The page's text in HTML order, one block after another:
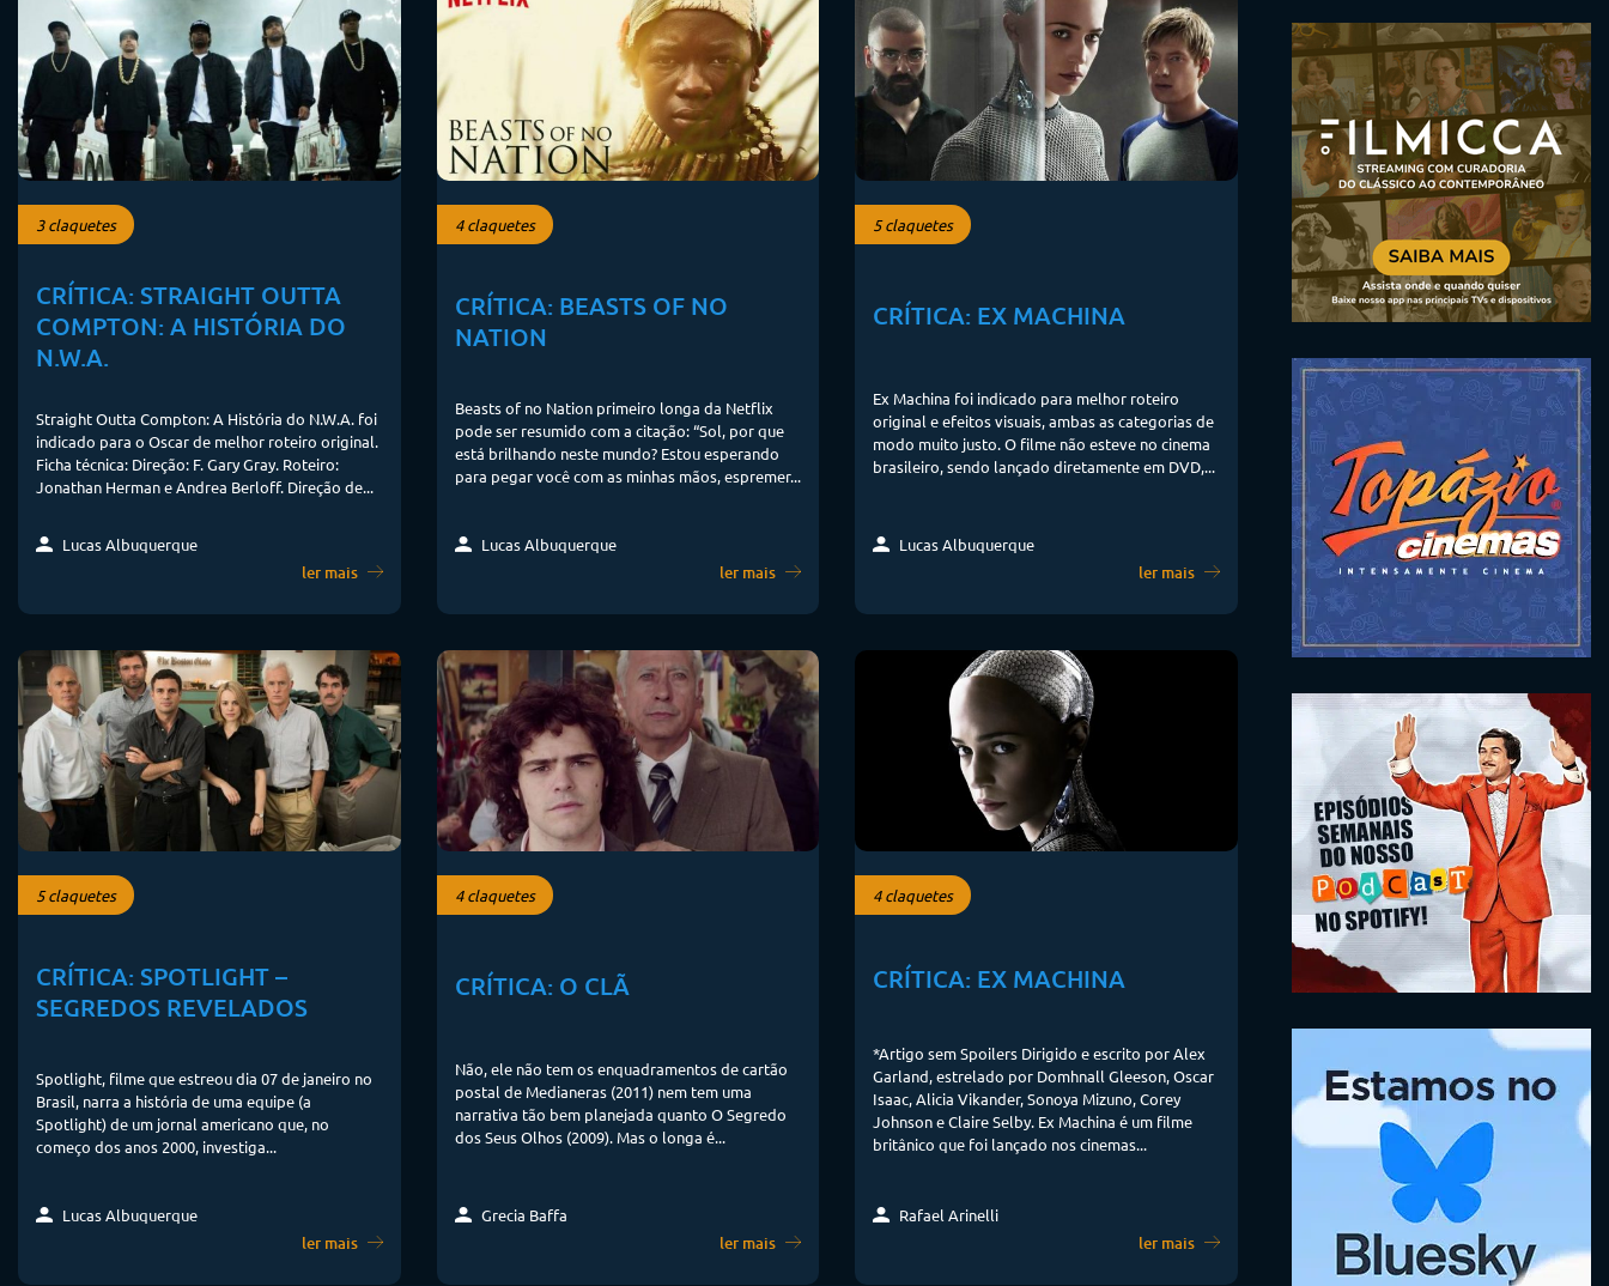
3 claquetes
CRÍTICA: STRAIGHT OUTTA
COMPTON: A HISTÓRIA DO
N.W.A.
Straight Outta Compton: A História do N.W.A. foi
indicado para o Oscar de melhor roteiro original.
Ficha técnica: Direção: F. Gary Gray. Roteiro:
Jonathan Herman e Andrea Berloff. Direção de...
Lucas Albuquerque
ler mais
4 claquetes
CRÍTICA: BEASTS OF NO
NATION
Beasts of no Nation primeiro longa da Netflix
pode ser resumido com a citação: “Sol, por que
está brilhando neste mundo? Estou esperando
para pegar você com as minhas mãos, espremer...
Lucas Albuquerque
ler mais
5 claquetes
CRÍTICA: EX MACHINA
Ex Machina foi indicado para melhor roteiro
original e efeitos visuais, ambas as categorias de
modo muito justo. O filme não esteve no cinema
brasileiro, sendo lançado diretamente em DVD,...
Lucas Albuquerque
ler mais
5 claquetes
CRÍTICA: SPOTLIGHT –
SEGREDOS REVELADOS
Spotlight, filme que estreou dia 07 de janeiro no
Brasil, narra a história de uma equipe (a
Spotlight) de um jornal americano que, no
começo dos anos 2000, investiga...
Lucas Albuquerque
ler mais
4 claquetes
CRÍTICA: O CLÃ
Não, ele não tem os enquadramentos de cartão
postal de Medianeras (2011) nem tem uma
narrativa tão bem planejada quanto O Segredo
dos Seus Olhos (2009). Mas o longa é...
Grecia Baffa
ler mais
4 claquetes
CRÍTICA: EX MACHINA
*Artigo sem Spoilers Dirigido e escrito por Alex
Garland, estrelado por Domhnall Gleeson, Oscar
Isaac, Alicia Vikander, Sonoya Mizuno, Corey
Johnson e Claire Selby. Ex Machina é um filme
britânico que foi lançado nos cinemas...
Rafael Arinelli
ler mais